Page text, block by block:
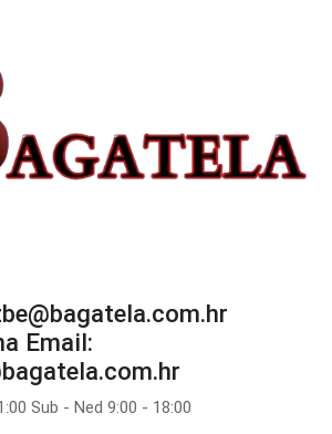
Email:
Sub - Ned 9:00 - 18:00